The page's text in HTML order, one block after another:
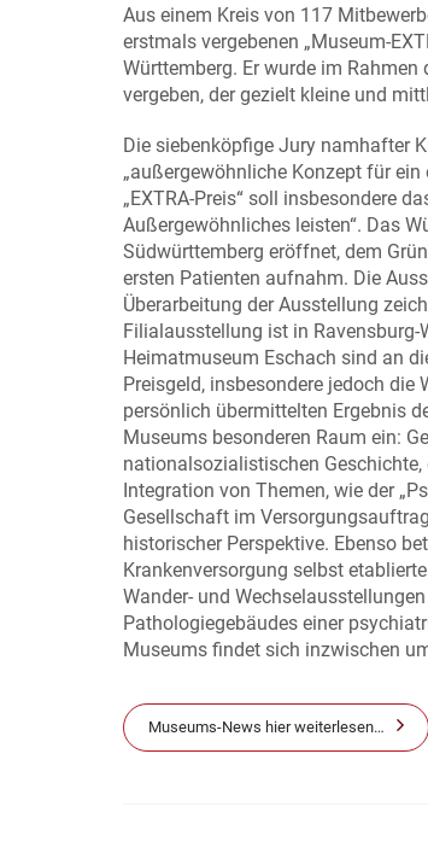
Aus einem Kreis von 117
erstmals vergebenen „Museum-
Württemberg. Er wurde im
vergeben, der gezielt kleine und
Die siebenköpfige Jury namhafter
„außergewöhnliche Konzept für ein
„EXTRA-Preis“ soll insbesondere
Außergewöhnliches leisten“. Das
Südwürttemberg eröffnet, dem
ersten Patienten aufnahm. Die
Überarbeitung der Ausstellung
Filialausstellung ist in
Heimatmuseum Eschach sind an
Preisgeld, insbesondere jedoch die
persönlich übermittelten Ergebnis
Museums besonderen Raum ein:
nationalsozialistischen
Integration von Themen, wie der
Gesellschaft im
historischer Perspektive. Ebenso
Krankenversorgung selbst
Wander- und
Pathologiegebäudes einer
Museums findet sich inzwischen
Museums-News hier weiterlesen…